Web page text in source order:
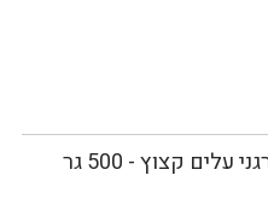
קצוץ - 500 גר